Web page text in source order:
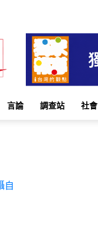
言論 調查站 社會